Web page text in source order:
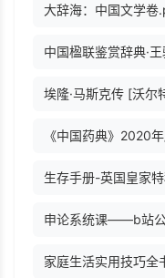
大辞海：中国文学卷
中国楹联鉴赏辞典·
埃隆·马斯克传 [沃尔
《中国药典》2020
生存手册-英国皇家
申论系统课——b站
家庭生活实用技巧全